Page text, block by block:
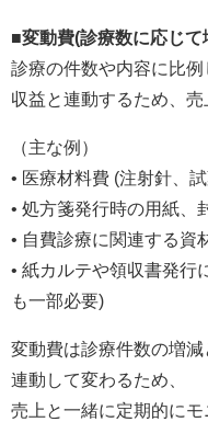
■変動費(診療数に応じて
診療の件数や内容に比例
収益と連動するため、売
（主な例）
• 医療材料費 (注射針、
• 処方箋発行時の用紙、
• 自費診療に関連する資
• 紙カルテや領収書発行
も一部必要)
変動費は診療件数の増減
連動して変わるため、
売上と一緒に定期的にモ